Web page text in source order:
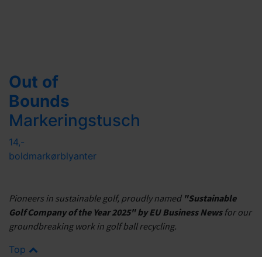
Out of
Bounds
Markeringstusch
14,-
boldmarkørblyanter
Pioneers in sustainable golf, proudly named "Sustainable
Golf Company of the Year 2025" by EU Business Newsfor our
groundbreaking work in golf ball recycling.
Top